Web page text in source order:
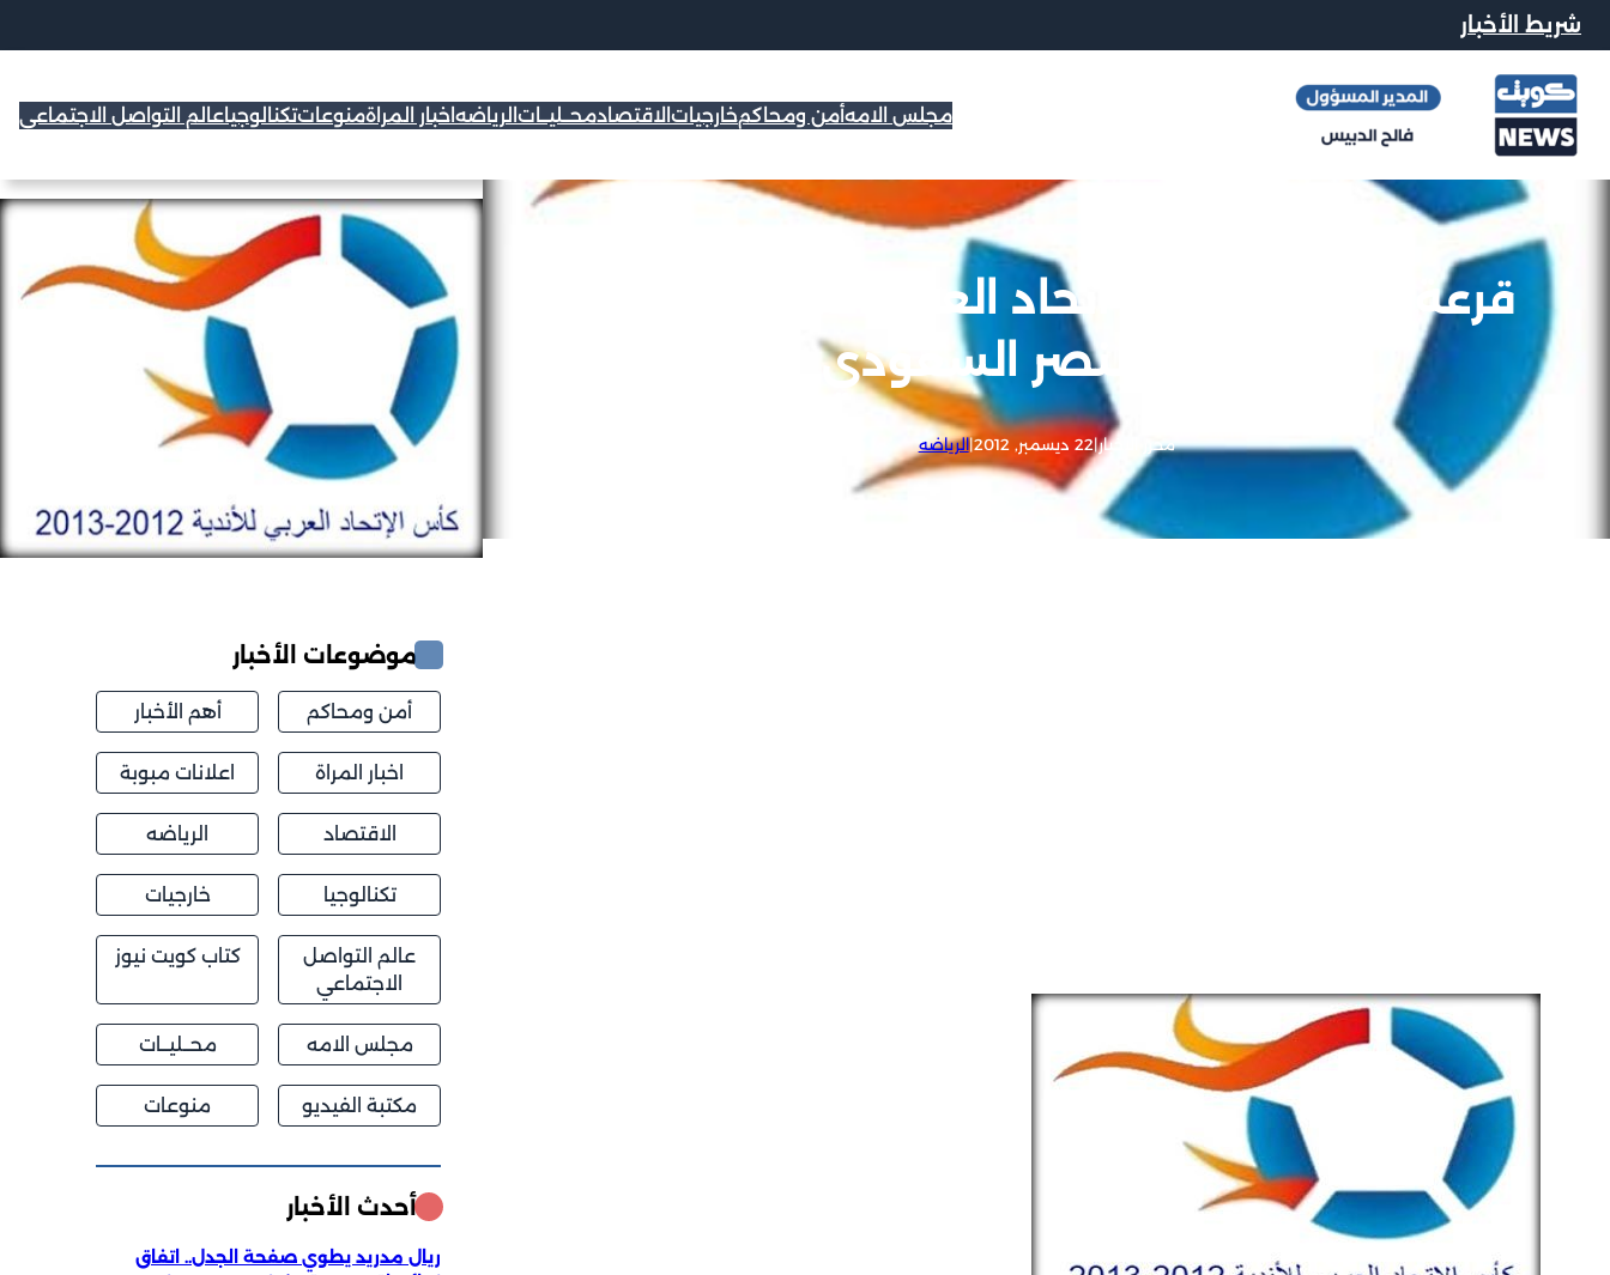
شريط الأخبار
مجلس الامهأمن ومحاكمخارجيات الاقتصادمحــليــات الرياضه اخبار المراةمنوعاتتكنالوجياعالم التواصل الاجتماعي
قرعة دور ال8 لكأس اتحاد العرب:العربي الكويتي
يلتقي النصر السعودي
محرر الاخبار|22 ديسمبر, 2012 |الرياضه
موضوعات الأخبار
أمن ومحاكم أهم الأخبار
اخبار المراة اعلانات مبوبة
الاقتصاد الرياضه
تكنالوجيا خارجيات
عالم التواصل
الاجتماعي
كتاب كويت نيوز
مجلس الامه محــليــات
مكتبة الفيديو منوعات
أحدث الأخبار
ريال مدريد يطوي صفحة الجدل.. اتفاق